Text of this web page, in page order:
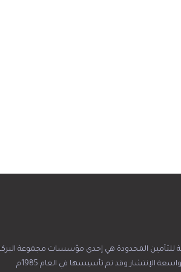
للتأمين المحدودة هي إحدى مؤسسات مجموعة
المصرفية واسعة الإنتشار وقد تم تأسيسها في العام 1985م